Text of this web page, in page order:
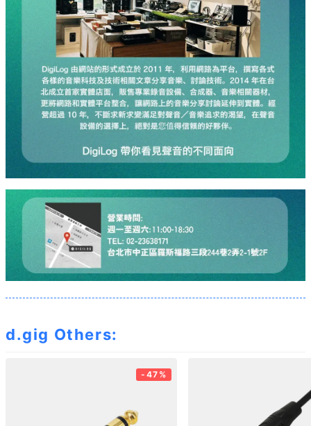
d.gig Others:
-47%